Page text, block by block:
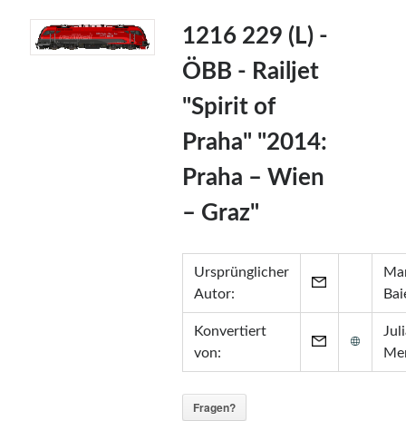
1216 229 (L) -
ÖBB - Railjet
"Spirit of
Praha" "2014:
Praha – Wien
– Graz"
Ursprünglicher
Autor:
Konvertiert
von:
Fragen?